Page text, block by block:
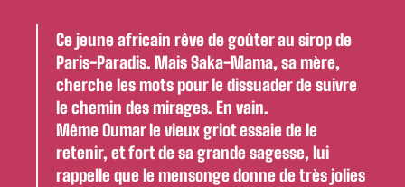
Ce jeune africain rêve de goûter au sirop de
Paris-Paradis. Mais Saka-Mama, sa mère,
cherche les mots pour le dissuader de suivre
le chemin des mirages. En vain.
Même Oumar le vieux griot essaie de le
retenir, et fort de sa grande sagesse, lui
rappelle que le mensonge donne de très jolies